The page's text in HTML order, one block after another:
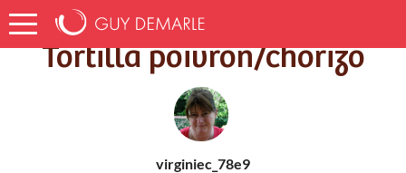
Accueil Recettes Tortilla poivron/chorizo
Tortilla poivron/chorizo
virginiec_78e9